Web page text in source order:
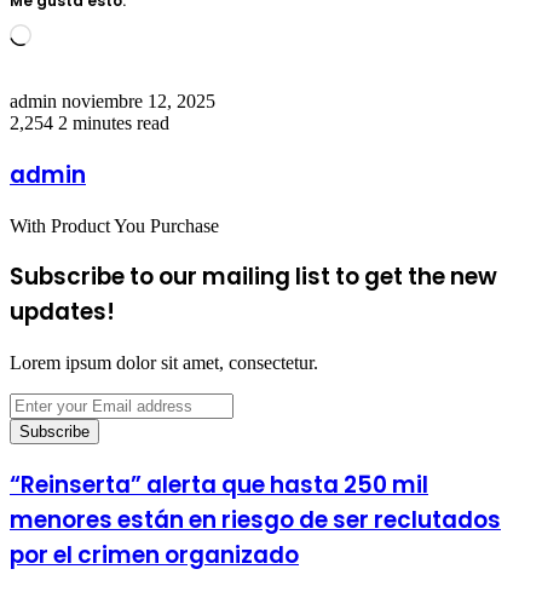
Loading…
admin Send
an
noviembre 12, 2025
2,254 2 minutes read
admin
With Product You Purchase
Subscribe to our mailing list to get the new
updates!
Lorem ipsum dolor sit amet, consectetur.
Enter
your
Email
“Reinserta” alerta que hasta 250 mil
menores están en riesgo de ser reclutados
por el crimen organizado